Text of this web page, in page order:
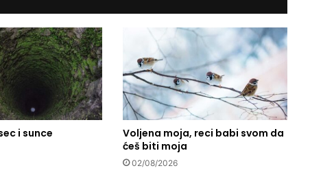
s
v
i
j
i sunce
Voljena moja, reci babi svom da
ćeš biti moja
02/08/2026